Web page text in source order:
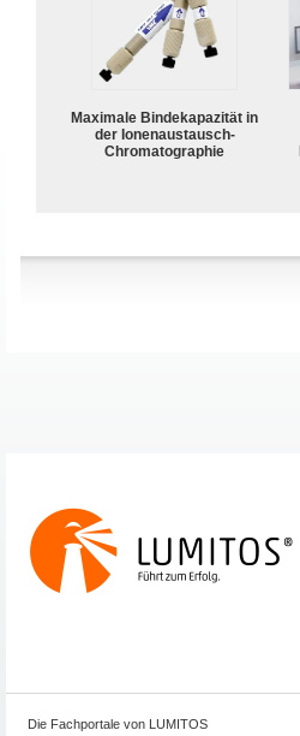
Maximale Bindekapazität in
der Ionenaustausch-
Chromatographie
Die Fachportale von LUMITOS